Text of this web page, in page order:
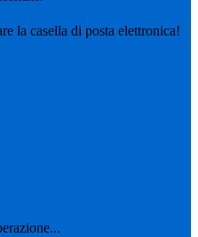
la casella di posta elettronica!